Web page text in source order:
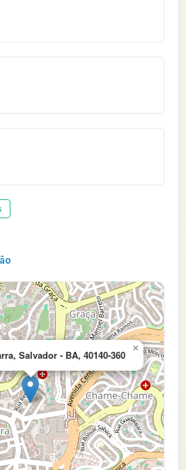
Salvador - BA, 40140-360
×